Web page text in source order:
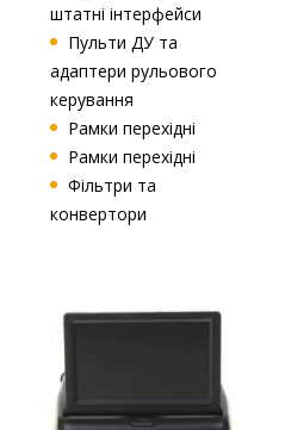
штатні інтерфейси
Пульти ДУ та
адаптери рульового
керування
Рамки перехідні
Рамки перехідні
Фільтри та
конвертори